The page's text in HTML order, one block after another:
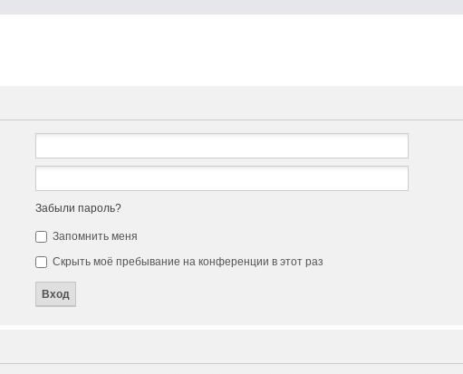
Забыли пароль?
Запомнить меня
Скрыть моё пребывание на конференции в этот раз